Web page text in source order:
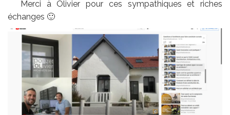
Merci à Olivier pour ces sympathiques et riches
échanges 🙂